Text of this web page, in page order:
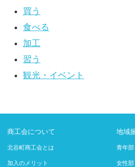
買う
食べる
加工
習う
観光・イベント
商工会について
北谷町商工会とは
加入のメリット
地域
青年部
女性部